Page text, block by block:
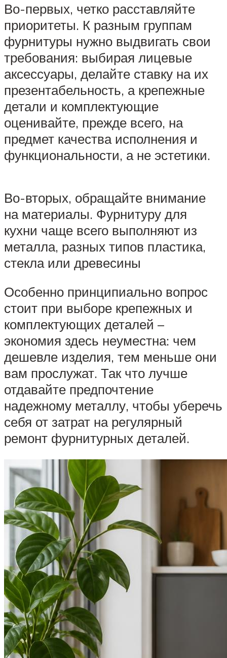
Во-первых, четко расставляйте
приоритеты. К разным группам
фурнитуры нужно выдвигать свои
требования: выбирая лицевые
аксессуары, делайте ставку на их
презентабельность, а крепежные
детали и комплектующие
оценивайте, прежде всего, на
предмет качества исполнения и
функциональности, а не эстетики.
Во-вторых, обращайте внимание
на материалы. Фурнитуру для
кухни чаще всего выполняют из
металла, разных типов пластика,
стекла или древесины
Особенно принципиально вопрос
стоит при выборе крепежных и
комплектующих деталей –
экономия здесь неуместна: чем
дешевле изделия, тем меньше они
вам прослужат. Так что лучше
отдавайте предпочтение
надежному металлу, чтобы уберечь
себя от затрат на регулярный
ремонт фурнитурных деталей.